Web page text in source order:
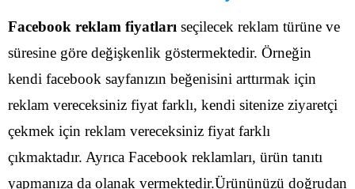
Facebook reklam fiyatları seçilecek reklam türüne ve
süresine göre değişkenlik göstermektedir. Örneğin
kendi facebook sayfanızın beğenisini arttırmak için
reklam vereceksiniz fiyat farklı, kendi sitenize ziyaretçi
çekmek için reklam vereceksiniz fiyat farklı
çıkmaktadır. Ayrıca Facebook reklamları, ürün tanıtı
yapmanıza da olanak vermektedir.Ürününüzü doğrudan